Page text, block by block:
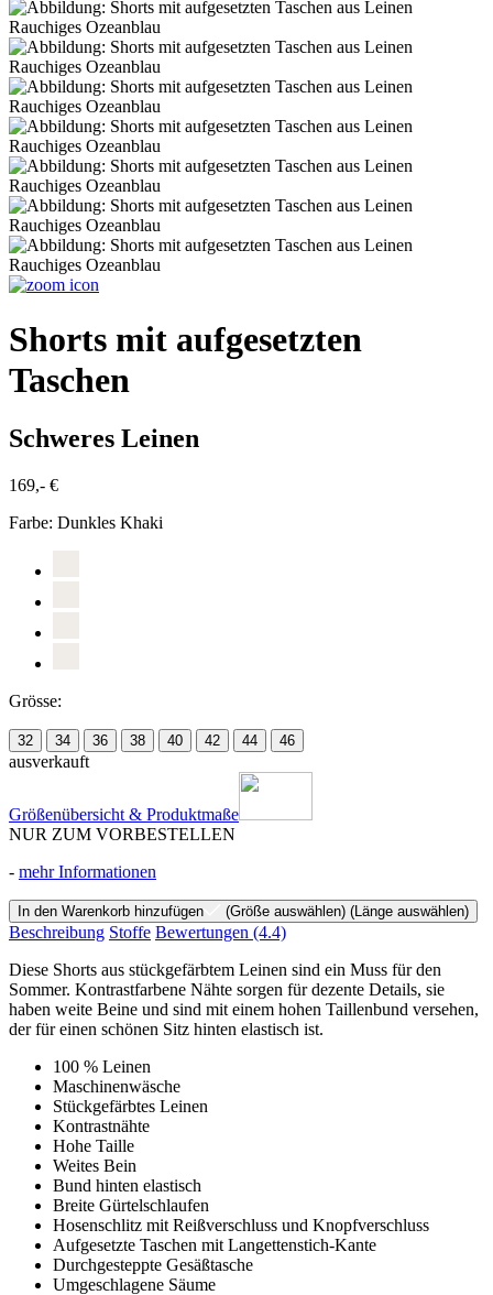
Shorts mit aufgesetzten
Taschen
Schweres Leinen
169,- €
Farbe: Dunkles Khaki
Grösse:
32 34 36 38 40 42 44 46
ausverkauft
Größenübersicht & Produktmaße
NUR ZUM VORBESTELLEN
- mehr Informationen
In den Warenkorb hinzufügen (Größe auswählen) (Länge auswählen)
Beschreibung Stoffe Bewertungen (4.4)
Diese Shorts aus stückgefärbtem Leinen sind ein Muss für den
Sommer. Kontrastfarbene Nähte sorgen für dezente Details, sie
haben weite Beine und sind mit einem hohen Taillenbund versehen,
der für einen schönen Sitz hinten elastisch ist.
100 % Leinen
Maschinenwäsche
Stückgefärbtes Leinen
Kontrastnähte
Hohe Taille
Weites Bein
Bund hinten elastisch
Breite Gürtelschlaufen
Hosenschlitz mit Reißverschluss und Knopfverschluss
Aufgesetzte Taschen mit Langettenstich-Kante
Durchgesteppte Gesäßtasche
Umgeschlagene Säume